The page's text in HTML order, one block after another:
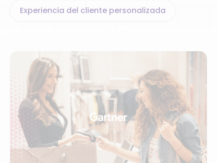
Experiencia del cliente personalizada